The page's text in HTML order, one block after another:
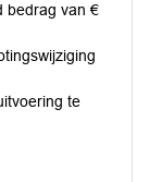
bedrag van €
te